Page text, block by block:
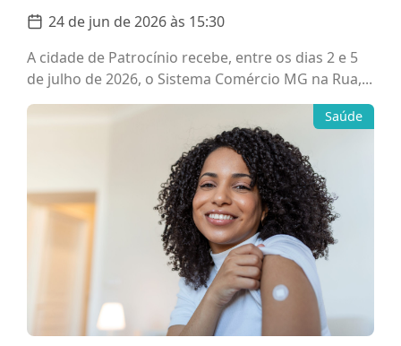
24 de jun de 2026 às 15:30
A cidade de Patrocínio recebe, entre os dias 2 e 5
de julho de 2026, o Sistema Comércio MG na Rua,...
Saúde